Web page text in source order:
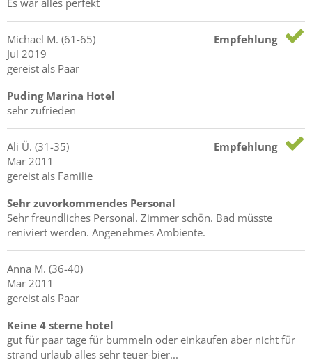
Es war alles perfekt
Michael M. (61-65)
Jul 2019
gereist als Paar
Empfehlung
Puding Marina Hotel
sehr zufrieden
Ali Ü. (31-35)
Mar 2011
gereist als Familie
Empfehlung
Sehr zuvorkommendes Personal
Sehr freundliches Personal. Zimmer schön. Bad müsste
reniviert werden. Angenehmes Ambiente.
Anna M. (36-40)
Mar 2011
gereist als Paar
Keine 4 sterne hotel
gut für paar tage für bummeln oder einkaufen aber nicht für
strand urlaub alles sehr teuer-bier...